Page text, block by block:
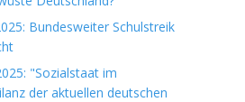
Bundesweiter Schulstreik
"Sozialstaat im
der aktuellen deutschen